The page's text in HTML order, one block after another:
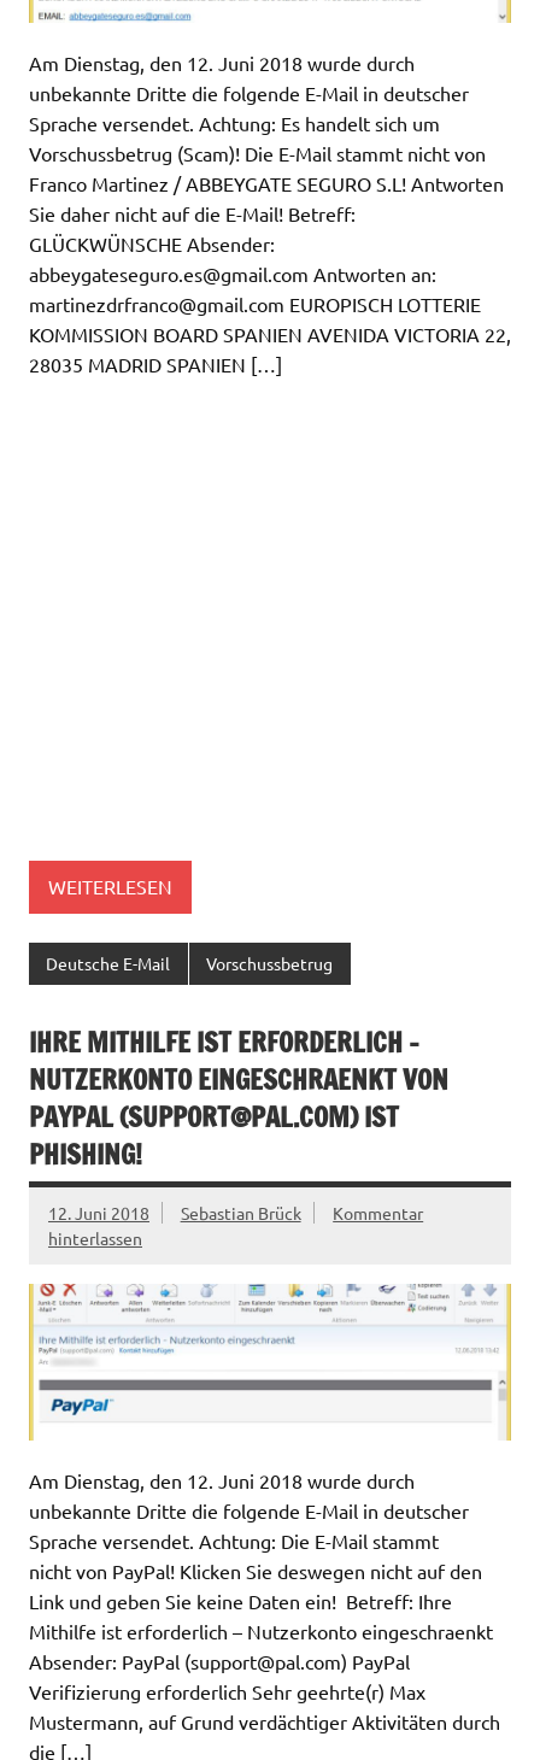
Am Dienstag, den 12. Juni 2018 wurde durch
unbekannte Dritte die folgende E-Mail in deutscher
Sprache versendet. Achtung: Es handelt sich um
Vorschussbetrug (Scam)! Die E-Mail stammt nicht von
Franco Martinez / ABBEYGATE SEGURO S.L! Antworten
Sie daher nicht auf die E-Mail! Betreff:
GLÜCKWÜNSCHE Absender:
abbeygateseguro.es@gmail.com Antworten an:
martinezdrfranco@gmail.com EUROPISCH LOTTERIE
KOMMISSION BOARD SPANIEN AVENIDA VICTORIA 22,
28035 MADRID SPANIEN […]
WEITERLESEN
Deutsche E-Mail Vorschussbetrug
IHRE MITHILFE IST ERFORDERLICH –
NUTZERKONTO EINGESCHRAENKT VON
PAYPAL (SUPPORT@PAL.COM) IST
PHISHING!
12. Juni 2018 Sebastian Brück
Kommentar
hinterlassen
Am Dienstag, den 12. Juni 2018 wurde durch
unbekannte Dritte die folgende E-Mail in deutscher
Sprache versendet. Achtung: Die E-Mail stammt
nicht von PayPal! Klicken Sie deswegen nicht auf den
Link und geben Sie keine Daten ein! Betreff: Ihre
Mithilfe ist erforderlich – Nutzerkonto eingeschraenkt
Absender: PayPal (support@pal.com) PayPal
Verifizierung erforderlich Sehr geehrte(r) Max
Mustermann, auf Grund verdächtiger Aktivitäten durch
die […]